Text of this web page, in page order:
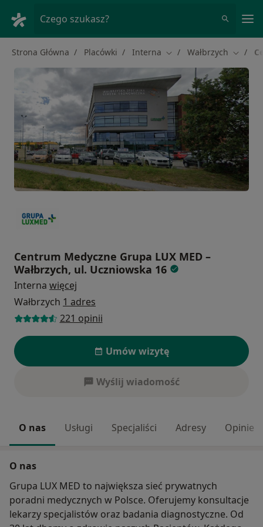
Czego szukasz?
Strona Główna Placówki Interna Zmień miasto
Wałbrzych Zmień
Centrum Medyczne Grupa LUX MED –
Wałbrzych, ul. Uczniowska 16
Interna więcej
Wałbrzych 1 adres
221 opinii
Umów wizytę
Wyślij wiadomość
O nas Usługi Specjaliści Adresy Opinie
O nas
Grupa LUX MED to największa sieć prywatnych
poradni medycznych w Polsce. Oferujemy konsultacje
lekarzy specjalistów oraz badania diagnostyczne. Od